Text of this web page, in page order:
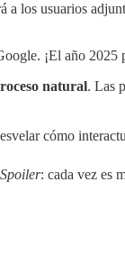
los usuarios
¡El año 2025
natural. Las
cómo
Spoiler: cada vez es